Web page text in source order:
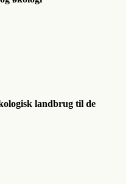
landbrug til de